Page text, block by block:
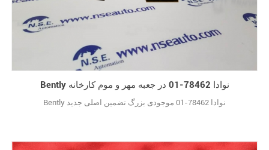
Bently نوادا 78462-01 در جعبه مهر و موم کارخانه
Bently نوادا 78462-01 موجودی بزرگ تضمین اصلی جدید